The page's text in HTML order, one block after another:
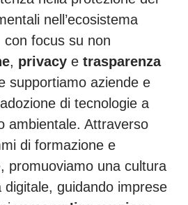
nell’ecosistema
con focus su non
, privacye trasparenza
supportiamo aziende e
di tecnologie a
ambientale. Attraverso
di formazione e
promuoviamo una cultura
digitale, guidando imprese